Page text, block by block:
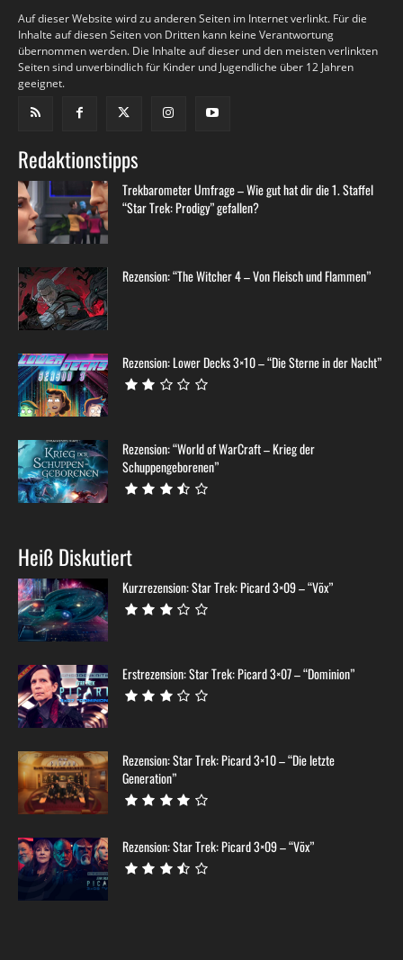
Auf dieser Website wird zu anderen Seiten im Internet verlinkt. Für die
Inhalte auf diesen Seiten von Dritten kann keine Verantwortung
übernommen werden. Die Inhalte auf dieser und den meisten verlinkten
Seiten sind unverbindlich für Kinder und Jugendliche über 12 Jahren
geeignet.
Redaktionstipps
Trekbarometer Umfrage – Wie gut hat dir die 1. Staffel
“Star Trek: Prodigy” gefallen?
Rezension: “The Witcher 4 – Von Fleisch und Flammen”
Rezension: Lower Decks 3×10 – “Die Sterne in der Nacht”
Rezension: “World of WarCraft – Krieg der
Schuppengeborenen”
Heiß Diskutiert
Kurzrezension: Star Trek: Picard 3×09 – “Võx”
Erstrezension: Star Trek: Picard 3×07 – “Dominion”
Rezension: Star Trek: Picard 3×10 – “Die letzte
Generation”
Rezension: Star Trek: Picard 3×09 – “Võx”